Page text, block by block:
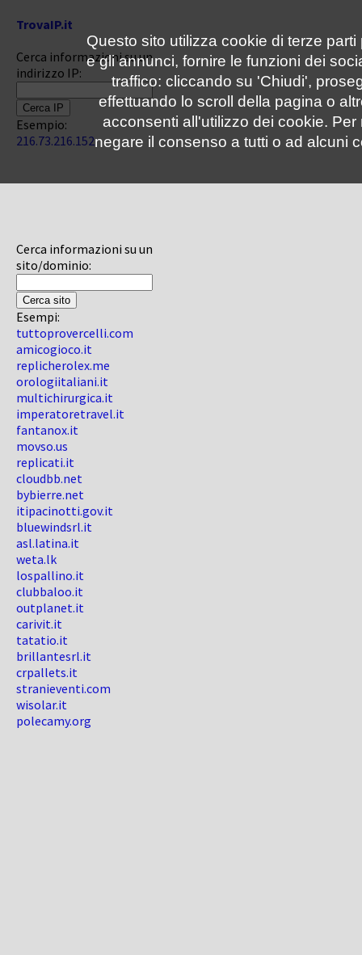
TrovaIP.it
Cerca informazioni su un
indirizzo IP:
Esempio:
216.73.216.152
Cerca informazioni su un
sito/dominio:
Esempi:
tuttoprovercelli.com
amicogioco.it
replicherolex.me
orologiitaliani.it
multichirurgica.it
imperatoretravel.it
fantanox.it
movso.us
replicati.it
cloudbb.net
bybierre.net
itipacinotti.gov.it
bluewindsrl.it
asl.latina.it
weta.lk
lospallino.it
clubbaloo.it
outplanet.it
carivit.it
tatatio.it
brillantesrl.it
crpallets.it
stranieventi.com
wisolar.it
polecamy.org
Questo sito utilizza cookie di terze
e gli annunci, fornire le funzioni dei
traffico: cliccando su 'Chiudi',
effettuando lo scroll della pagina o
acconsenti all'utilizzo dei cookie.
negare il consenso a tutti o ad alcuni